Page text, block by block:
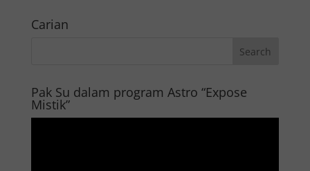
Carian
Pak Su dalam program Astro “Expose
Mistik”